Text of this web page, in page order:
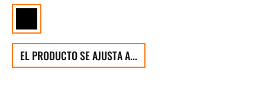
EL PRODUCTO SE AJUSTA A...